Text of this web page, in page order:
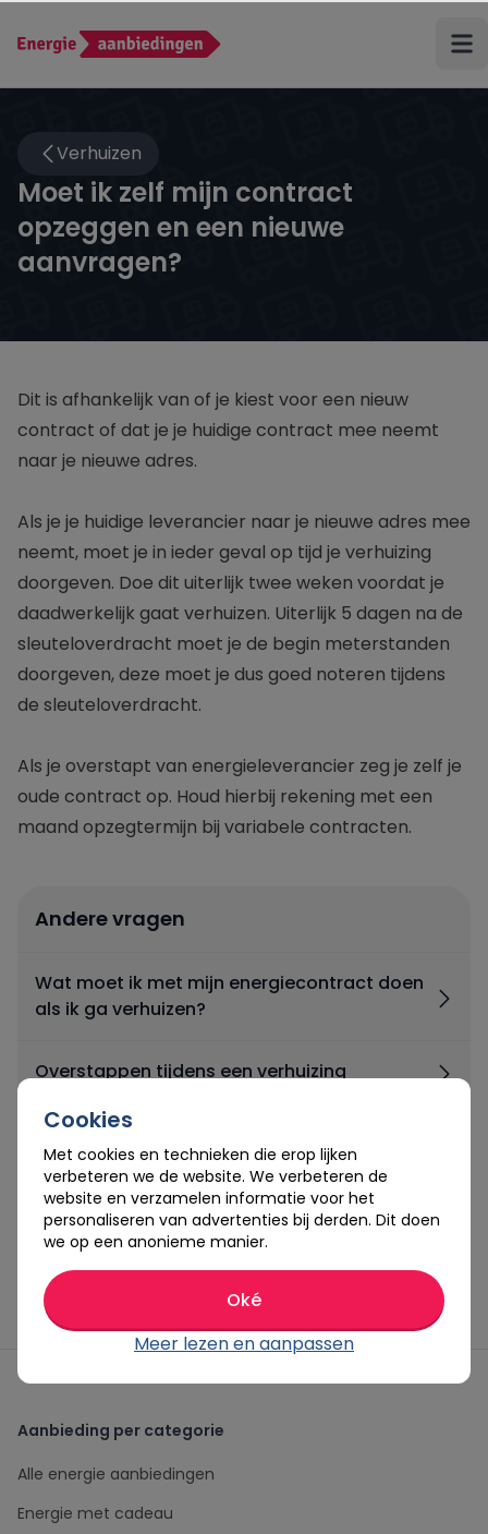
Cookies
Met cookies en technieken die erop lijken
verbeteren we de website. We verbeteren de
website en verzamelen informatie voor het
personaliseren van advertenties bij derden. Dit doen
we op een anonieme manier.
Oké
Meer lezen en aanpassen
Terug
ANWB Energie
Budget Thuis
Coolblue Energie
Delta
Eneco
Energiedirect
Engie
Essent
Frank Energie
Greenchoice
Innova Energie
Mega
NextEnergy
Pure Energie
Tibber
UnitedConsumers
Vandebron
Verhuizen
Moet ik zelf mijn contract
opzeggen en een nieuwe
aanvragen?
Dit is afhankelijk van of je kiest voor een nieuw
contract of dat je je huidige contract mee neemt
naar je nieuwe adres.
Als je je huidige leverancier naar je nieuwe adres mee
neemt, moet je in ieder geval op tijd je verhuizing
doorgeven. Doe dit uiterlijk twee weken voordat je
daadwerkelijk gaat verhuizen. Uiterlijk 5 dagen na de
sleuteloverdracht moet je de begin meterstanden
doorgeven, deze moet je dus goed noteren tijdens
de sleuteloverdracht.
Als je overstapt van energieleverancier zeg je zelf je
oude contract op. Houd hierbij rekening met een
maand opzegtermijn bij variabele contracten.
Andere vragen
Wat moet ik met mijn energiecontract doen
als ik ga verhuizen?
Overstappen tijdens een verhuizing
Krijg ik een boete als ik verhuis tijdens mijn
energiecontract?
Kan ik met stadsverwarming ook
overstappen?
Aanbieding per categorie
Alle energie aanbiedingen
Energie met cadeau